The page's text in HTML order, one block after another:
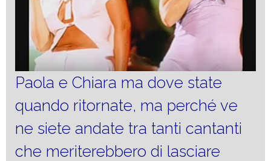
Paola e Chiara ma dove state
quando ritornate, ma perché ve
ne siete andate tra tanti cantanti
che meriterebbero di lasciare